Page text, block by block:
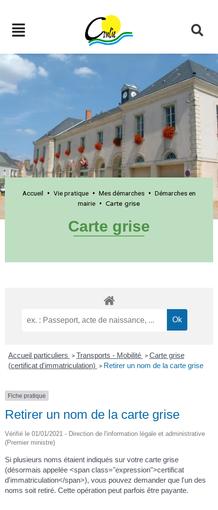
Accueil • Vie pratique • Mes démarches • Démarches en
mairie • Carte grise
Carte grise
Accueil particuliers > Transports - Mobilité > Carte grise
(certificat d'immatriculation) > Retirer un nom de la carte grise
Fiche pratique
Retirer un nom de la carte grise
Vérifié le 01/01/2021 - Direction de l'information légale et administrative
(Premier ministre)
Si plusieurs noms étaient indiqués sur votre carte grise
(désormais appelée <span class="expression">certificat
d'immatriculation</span>), vous pouvez demander que l'un des
noms soit retiré. Cette opération peut parfois être payante.